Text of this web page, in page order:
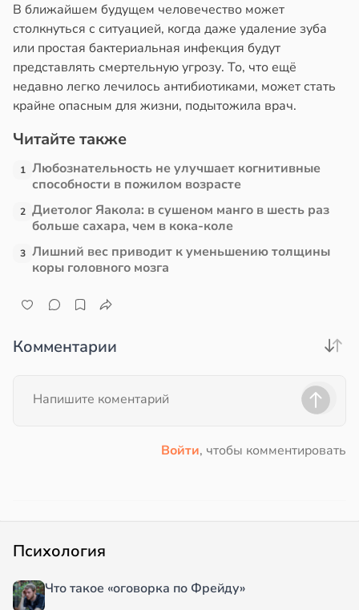
В ближайшем будущем человечество может
столкнуться с ситуацией, когда даже удаление зуба
или простая бактериальная инфекция будут
представлять смертельную угрозу. То, что ещё
недавно легко лечилось антибиотиками, может стать
крайне опасным для жизни, подытожила врач.
Читайте также
1 Любознательность не улучшает когнитивные
способности в пожилом возрасте
2 Диетолог Яакола: в сушеном манго в шесть раз
больше сахара, чем в кока-коле
3 Лишний вес приводит к уменьшению толщины
коры головного мозга
Комментарии
Войти, чтобы комментировать
Психология
Что такое «оговорка по Фрейду»